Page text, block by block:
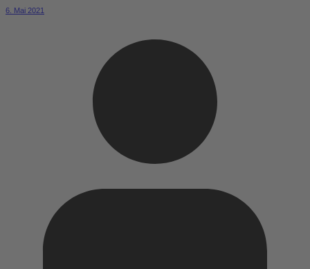
6. Mai 2021